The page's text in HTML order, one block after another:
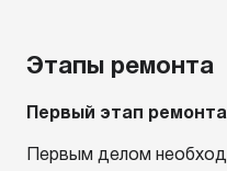
Этапы ремонта
Первый этап
Первым делом